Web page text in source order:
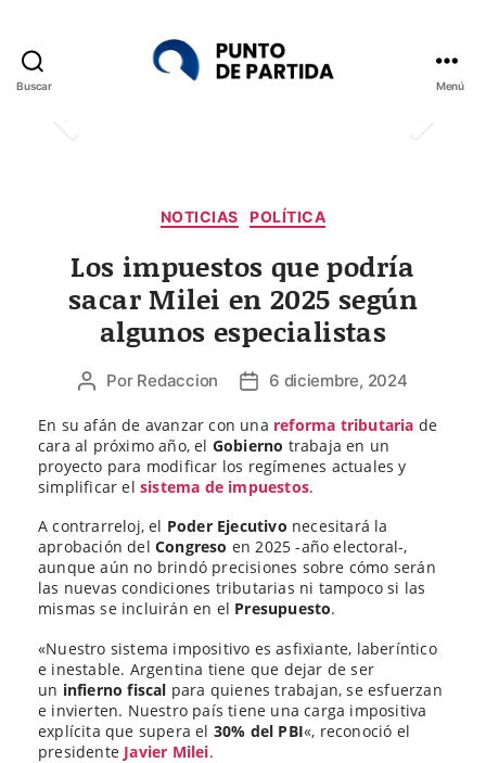
Buscar Menú
Categorías
NOTICIAS POLÍTICA
Los impuestos que podría
sacar Milei en 2025 según
algunos especialistas
Autor
la
entrada
Por Redaccion
Fecha
la
entrada
6 diciembre, 2024
En su afán de avanzar con una reforma tributaria de
cara al próximo año, el Gobierno trabaja en un
proyecto para modificar los regímenes actuales y
simplificar el sistema de impuestos.
A contrarreloj, el Poder Ejecutivo necesitará la
aprobación del Congreso en 2025 -año electoral-,
aunque aún no brindó precisiones sobre cómo serán
las nuevas condiciones tributarias ni tampoco si las
mismas se incluirán en el Presupuesto.
«Nuestro sistema impositivo es asfixiante, laberíntico
e inestable. Argentina tiene que dejar de ser
un infierno fiscal para quienes trabajan, se esfuerzan
e invierten. Nuestro país tiene una carga impositiva
explícita que supera el 30% del PBI«, reconoció el
presidente Javier Milei.